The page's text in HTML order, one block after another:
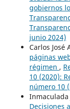
gobiernos
junio 2024)
Carlos José
páginas
régimen ,
10 (2020):
número 10
Inmaculada
Decisiones